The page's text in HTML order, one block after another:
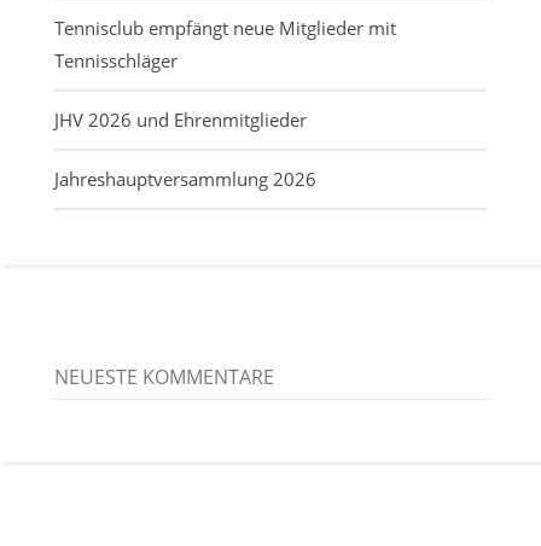
Tennisclub empfängt neue Mitglieder mit
Tennisschläger
JHV 2026 und Ehrenmitglieder
Jahreshauptversammlung 2026
NEUESTE KOMMENTARE